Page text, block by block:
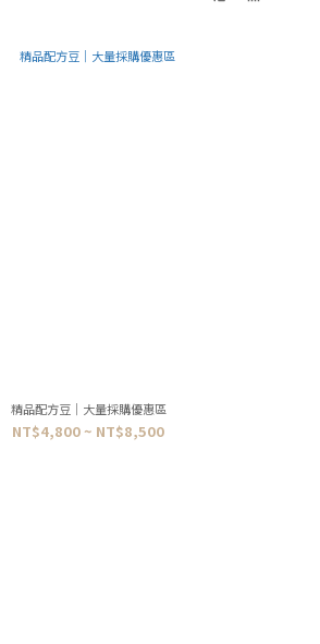
精品配方豆｜大量採購優惠區
NT$4,800 ~ NT$8,500